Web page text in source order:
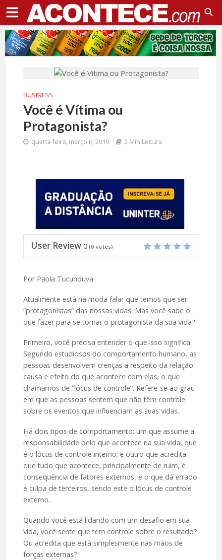
BUSINESS
Você é Vítima ou
Protagonista?
quarta-feira, março 6, 2019 2 Min Leitura
User Review 0 (0 votes)
Por Paola Tucunduva
Atualmente está na moda falar que temos que ser
“protagonistas” das nossas vidas. Mas você sabe o
que fazer para se tornar o protagonista da sua vida?
Primeiro, você precisa entender o que isso significa.
Segundo estudiosos do comportamento humano, as
pessoas desenvolvem crenças a respeito da relação
causa e efeito do que acontece com elas, o que
chamamos de “lócus de controle”. Refere-se ao grau
em que as pessoas sentem que não têm controle
sobre os eventos que influenciam as suas vidas.
Há dois tipos de comportamento: um que assume a
responsabilidade pelo que acontece na sua vida, que
é o lócus de controle interno; e outro que acredita
que tudo que acontece, principalmente de ruim, é
consequência de fatores externos, e o que dá errado
é culpa de terceiros, sendo este o lócus de controle
externo.
Quando você está lidando com um desafio em sua
vida, você sente que tem controle sobre o resultado?
Ou acredita que está simplesmente nas mãos de
forças externas?